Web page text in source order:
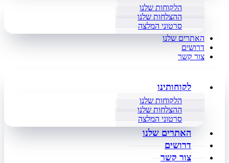
הלקוחות שלנו
ההצלחות שלנו
סרטוני המלצה
האתרים שלנו
דרושים
צור קשר
לקוחותינו
הלקוחות שלנו
ההצלחות שלנו
סרטוני המלצה
האתרים שלנו
דרושים
צור קשר